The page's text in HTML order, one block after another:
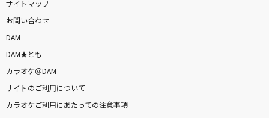
サイトマップ
お問い合わせ
DAM
DAM★とも
カラオケ＠DAM
サイトのご利用について
カラオケご利用にあたっての注意事項